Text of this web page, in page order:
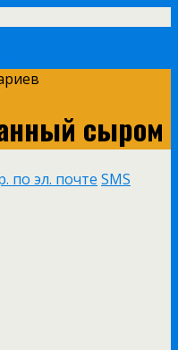
сыром
по эл. почте SMS